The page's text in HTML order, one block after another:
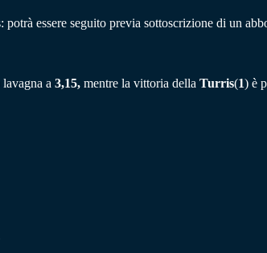
essere seguito previa sottoscrizione di un
a 3,15, mentre la vittoria della Turris(1) è